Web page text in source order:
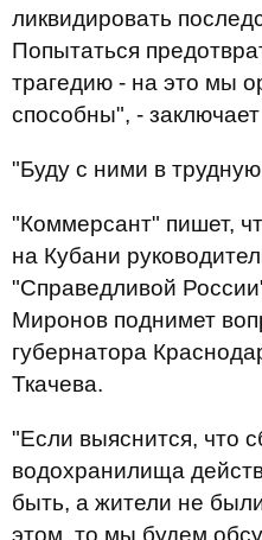
ликвидировать
Попытаться
трагедию - на это мы
способны", -
"Буду с ними в
"Коммерсант" пишет,
на Кубани
"Справедливой
Миронов поднимет
губернатора
Ткачева.
"Если выяснится, что
водохранилища
быть, а жители не
этом, то мы будем